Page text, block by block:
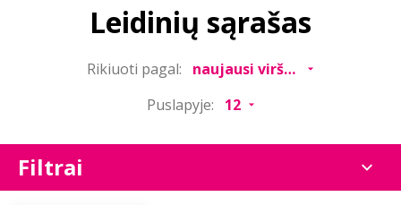
Leidinių sąrašas
Rikiuoti pagal:
Puslapyje:
Filtrai